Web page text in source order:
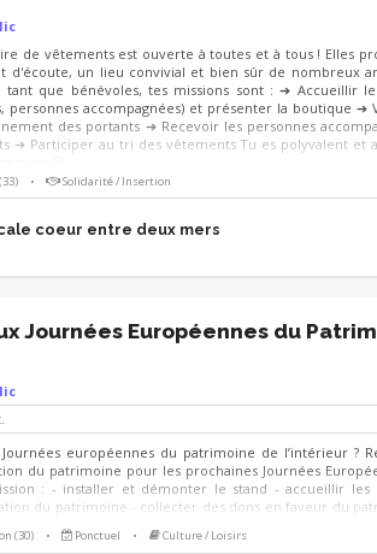
de vêtements est ouverte à toutes et à tous ! Elles
d'écoute, un lieu convivial et bien sûr de nombreux
tant que bénévoles, tes missions sont : ➔ Accueillir
personnes accompagnées) et présenter la boutique ➔
des portants ➔ Recevoir les personnes
➔ Participer au tri des vêtements Tu es polyvalent et
• Solidarité / Insertion
coeur entre deux mers
Journées Européennes du
européennes du patrimoine de l’intérieur ?
du patrimoine pour les prochaines Journées
: - installer et démonter le stand - accueillir les
du patrimoine - collecter des dons en faveur du
à l'exécution des animations prévues sur le
visites du lieu 🗓 Quand ? Les 19 et 20
(30) • Ponctuel • Culture / Loisirs